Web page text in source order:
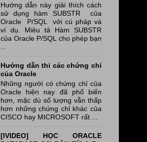
Hướng dẫn này giải thích cách
sử dụng hàm SUBSTR của
Oracle P/SQL với cú pháp và
ví dụ. Miêu tả Hàm SUBSTR
của Oracle P/SQL cho phép bạn
Hướng dẫn thi các chứng chỉ
của Oracle
Những người có chứng chỉ của
Oracle hiện nay đã phổ biến
hơn, mặc dù số lượng vẫn thấp
hơn những chứng chỉ khác của
CISCO hay MICROSOFT rất ...
[IVIDEO] HỌC ORACLE